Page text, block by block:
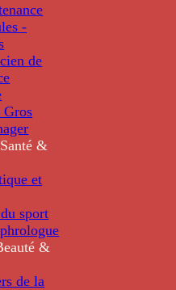
-
de
Gros
Santé &
et
sport
&
de la